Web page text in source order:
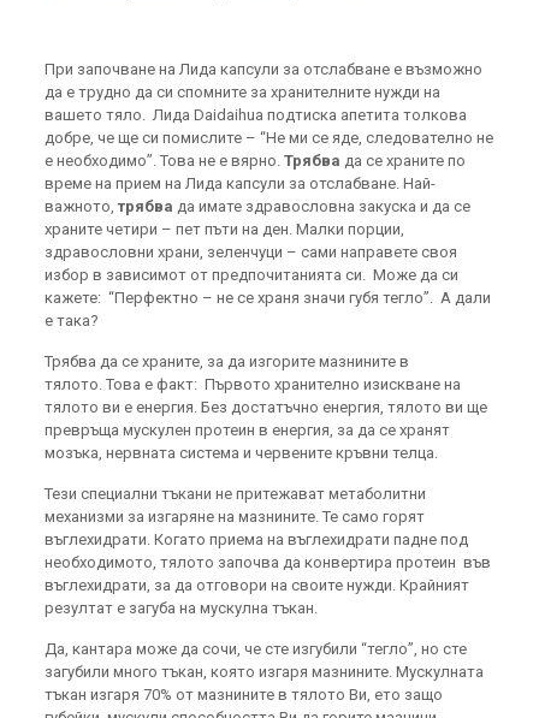
При започване на Лида капсули за отслабване е възможно
да е трудно да си спомните за хранителните нужди на
вашето тяло. Лида Daidaihua подтиска апетита толкова
добре, че ще си помислите – “Не ми се яде, следователно не
е необходимо”. Това не е вярно. Трябва да се храните по
време на прием на Лида капсули за отслабване. Най-
важното,трябва да имате здравословна закуска и да се
храните четири – пет пъти на ден. Малки порции,
здравословни храни, зеленчуци – сами направете своя
избор в зависимот от предпочитанията си. Може да си
кажете: “Перфектно – не се храня значи губя тегло”. А дали
е така?
Трябва да се храните, за да изгорите мазнините в
тялото. Това е факт: Първото хранително изискване на
тялото ви е енергия. Без достатъчно енергия, тялото ви ще
превръща мускулен протеин в енергия, за да се хранят
мозъка, нервната система и червените кръвни телца.
Тези специални тъкани не притежават метаболитни
механизми за изгаряне на мазнините. Те само горят
въглехидрати. Когато приема на въглехидрати падне под
необходимото, тялото започва да конвертира протеин във
въглехидрати, за да отговори на своите нужди. Крайният
резултат е загуба на мускулна тъкан.
Да, кантара може да сочи, че сте изгубили “тегло”, но сте
загубили много тъкан, която изгаря мазнините. Мускулната
тъкан изгаря 70% от мазнините в тялото Ви, ето защо